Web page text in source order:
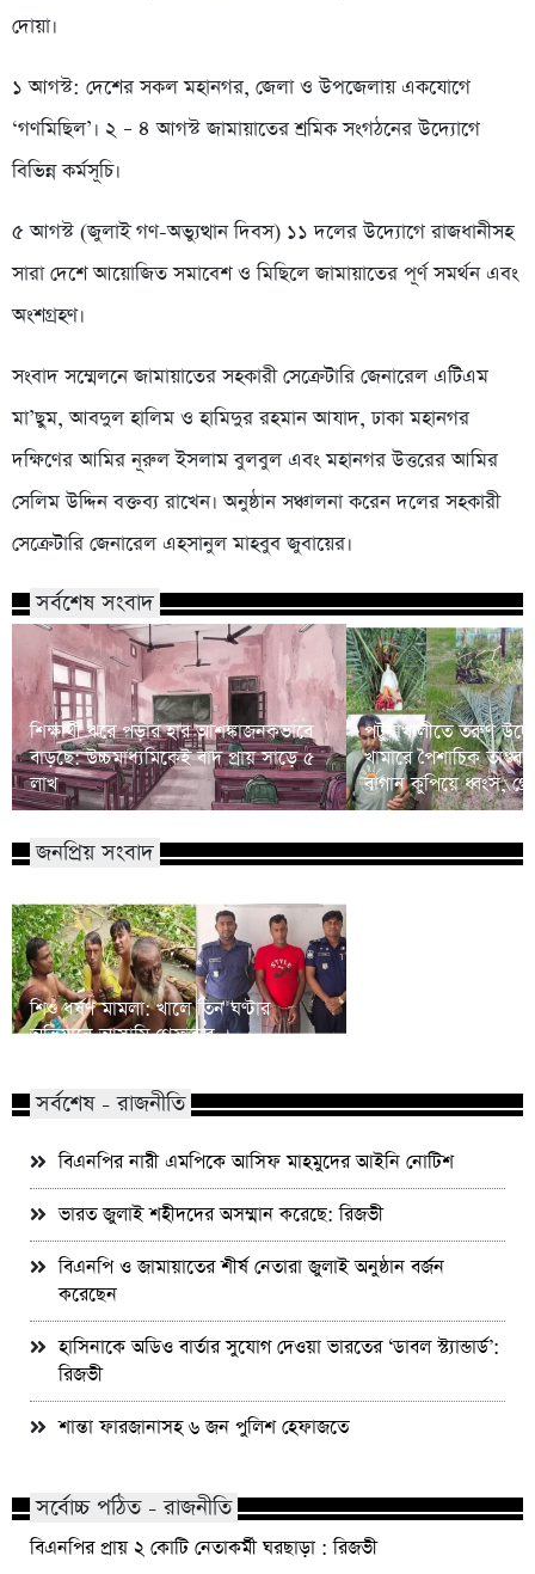
দোয়া।
১ আগস্ট: দেশের সকল মহানগর, জেলা ও উপজেলায় একযোগে
‘গণমিছিল’। ২ – ৪ আগস্ট জামায়াতের শ্রমিক সংগঠনের উদ্যোগে
বিভিন্ন কর্মসূচি।
৫ আগস্ট (জুলাই গণ-অভ্যুত্থান দিবস) ১১ দলের উদ্যোগে রাজধানীসহ
সারা দেশে আয়োজিত সমাবেশ ও মিছিলে জামায়াতের পূর্ণ সমর্থন এবং
অংশগ্রহণ।
সংবাদ সম্মেলনে জামায়াতের সহকারী সেক্রেটারি জেনারেল এটিএম
মা’ছুম, আবদুল হালিম ও হামিদুর রহমান আযাদ, ঢাকা মহানগর
দক্ষিণের আমির নূরুল ইসলাম বুলবুল এবং মহানগর উত্তরের আমির
সেলিম উদ্দিন বক্তব্য রাখেন। অনুষ্ঠান সঞ্চালনা করেন দলের সহকারী
সেক্রেটারি জেনারেল এহসানুল মাহবুব জুবায়ের।
সর্বশেষ সংবাদ
শিক্ষার্থী ঝরে পড়ার হার আশঙ্কাজনকভাবে
বাড়ছে: উচ্চমাধ্যমিকেই বাদ প্রায় সাড়ে ৫
লাখ
পটুয়াখালীতে তরুণ
খামারে পৈশাচিক
বাগান কুপিয়ে ধ্বংস,
জনপ্রিয় সংবাদ
শিশু ধর্ষণ মামলা: খালে তিন ঘণ্টার
অভিযানে আসামি গ্রেফতার
সর্বশেষ - রাজনীতি
বিএনপির নারী এমপিকে আসিফ মাহমুদের আইনি নোটিশ
ভারত জুলাই শহীদদের অসম্মান করেছে: রিজভী
বিএনপি ও জামায়াতের শীর্ষ নেতারা জুলাই অনুষ্ঠান বর্জন
করেছেন
হাসিনাকে অডিও বার্তার সুযোগ দেওয়া ভারতের ‘ডাবল স্ট্যান্ডার্ড’:
রিজভী
শান্তা ফারজানাসহ ৬ জন পুলিশ হেফাজতে
সর্বোচ্চ পঠিত - রাজনীতি
বিএনপির প্রায় ২ কোটি নেতাকর্মী ঘরছাড়া : রিজভী